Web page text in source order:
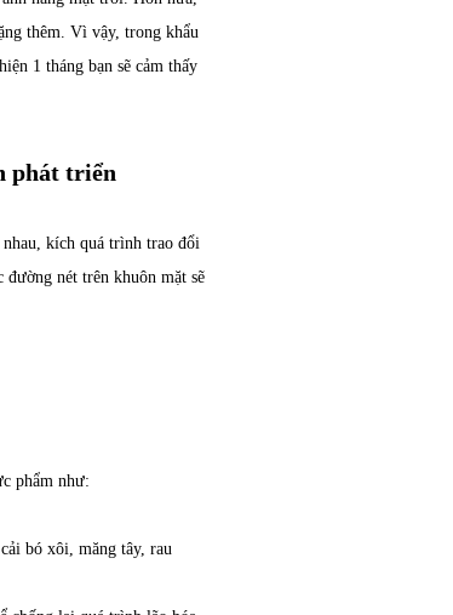
thêm. Vì vậy, trong khẩu
1 tháng bạn sẽ cảm thấy
phát triển
kích quá trình trao đổi
đường nét trên khuôn mặt sẽ
phẩm như:
bó xôi, măng tây, rau